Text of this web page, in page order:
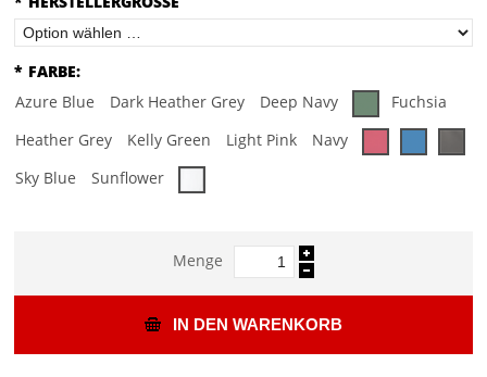
* FARBE:
Azure Blue
Dark Heather Grey Deep Navy
Fuchsia
Heather Grey
Kelly Green Light Pink
Navy
Sky Blue
Sunflower
Menge
IN DEN WARENKORB